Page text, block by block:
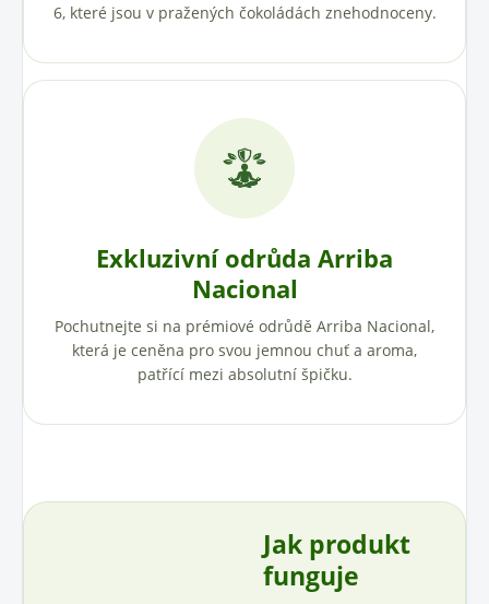
6, které jsou v pražených čokoládách znehodnoceny.
Exkluzivní odrůda Arriba
Nacional
Pochutnejte si na prémiové odrůdě Arriba Nacional,
která je ceněna pro svou jemnou chuť a aroma,
patřící mezi absolutní špičku.
Jak produkt
funguje